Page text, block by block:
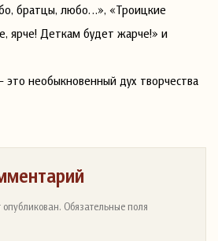
братцы, любо…», «Троицкие
ярче! Деткам будет жарче!» и
необыкновенный дух творчества
Обязательные поля